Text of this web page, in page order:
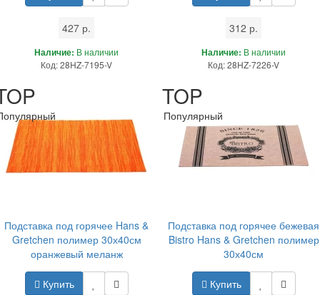
427 р.
Наличие: В наличии
Код: 28HZ-7195-V
312 р.
Наличие: В наличии
Код: 28HZ-7226-V
Подставка под горячее Hans &
Gretchen полимер 30х40см
оранжевый меланж
Купить
TOP
Популярный
Подставка под горячее бежевая
Bistro Hans & Gretchen полимер
30х40см
Купить